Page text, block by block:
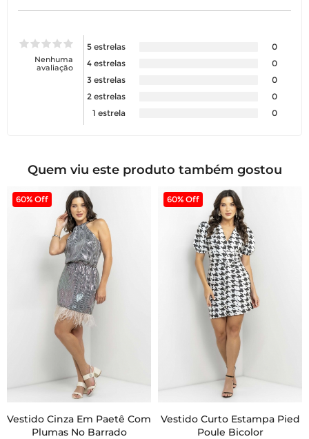
Nenhuma
avaliação
5 estrelas
0
4 estrelas
0
3 estrelas
0
2 estrelas
0
1 estrela
0
Quem viu este produto também gostou
60% Off
Vestido Cinza Em Paetê Com
Plumas No Barrado
60% Off
Vestido Curto Estampa Pied
Poule Bicolor